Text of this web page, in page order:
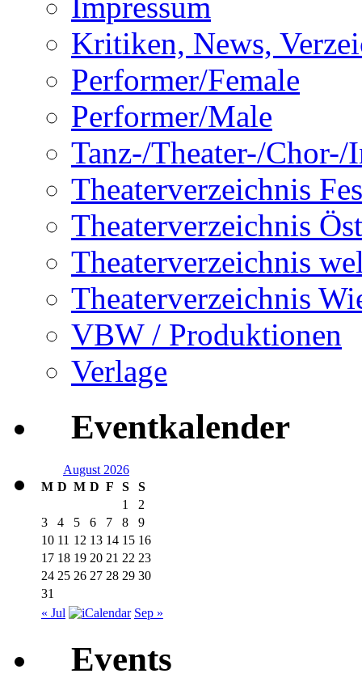
Kritiken, News,
Performer/Female
Performer/Male
Tanz-/Theater-/Chor-/
Theaterverzeichnis
Theaterverzeichnis
Theaterverzeichnis
Theaterverzeichnis
VBW / Produktionen
Verlage
Eventkalender
August 2026
M D M D F S
S
1
2
3
4 5 6 7 8
9
10 11 12 13 14 15 16
17 18 19 20 21 22 23
24 25 26 27 28 29 30
31
« Jul
Sep »
Events